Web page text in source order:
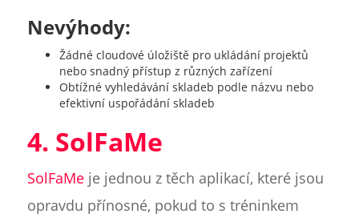
Nevýhody:
Žádné cloudové úložiště pro ukládání projektů
nebo snadný přístup z různých zařízení
Obtížné vyhledávání skladeb podle názvu nebo
efektivní uspořádání skladeb
4. SolFaMe
SolFaMeje jednou z těch aplikací, které jsou
opravdu přínosné, pokud to s tréninkem